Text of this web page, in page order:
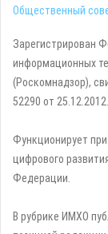
Общественный
Зарегистрирован
информационных
(Роскомнадзор),
52290 от 25.12.2012.
Функционирует
цифрового
Федерации.
В рубрике ИМХО